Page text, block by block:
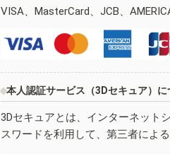
VISA、MasterCard、JCB、
本人認証サービス（3Dセキュア）に
3Dセキュアとは、インターネット
スワードを利用して、第三者によ